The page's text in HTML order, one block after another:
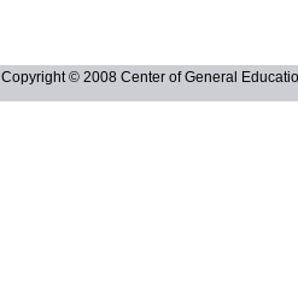
Copyright © 2008 Center of General